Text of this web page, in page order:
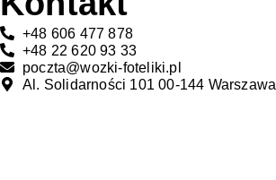
+48 606 477 878
+48 22 620 93 33
poczta@wozki-foteliki.pl
Al. Solidarności 101 00-144 Warszawa